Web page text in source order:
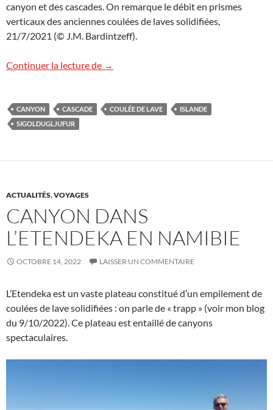
canyon et des cascades. On remarque le débit en prismes
verticaux des anciennes coulées de laves solidifiées,
21/7/2021 (© J.M. Bardintzeff).
Continuer la lecture de Sigoldugljufur (Sigöldugljúfur), Islande
→
CANYON CASCADE COULÉE DE LAVE
ISLANDE
SIGOLDUGLJUFUR
ACTUALITÉS,VOYAGES
CANYON DANS
L’ETENDEKA EN NAMIBIE
OCTOBRE 14, 2022 LAISSER UN COMMENTAIRE
L’Etendeka est un vaste plateau constitué d’un empilement de
coulées de lave solidifiées : on parle de « trapp » (voir mon blog
du 9/10/2022). Ce plateau est entaillé de canyons
spectaculaires.